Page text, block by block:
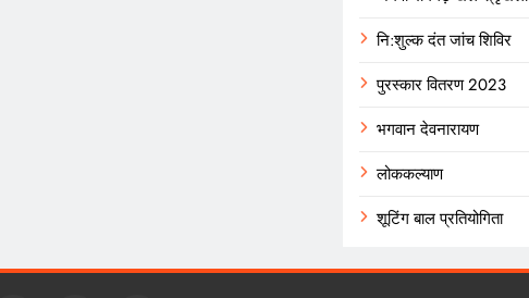
नि:शुल्क दंत जांच शिविर
पुरस्कार वितरण 2023
भगवान देवनारायण
लोककल्याण
शूटिंग बाल प्रतियोगिता